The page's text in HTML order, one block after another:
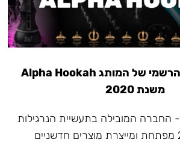
גוסטו - היבואן הרשמי של המותג Alpha Hookah
משנת 2020
Alpha Hookah - החברה המובילה בתעשיית הנרגילות